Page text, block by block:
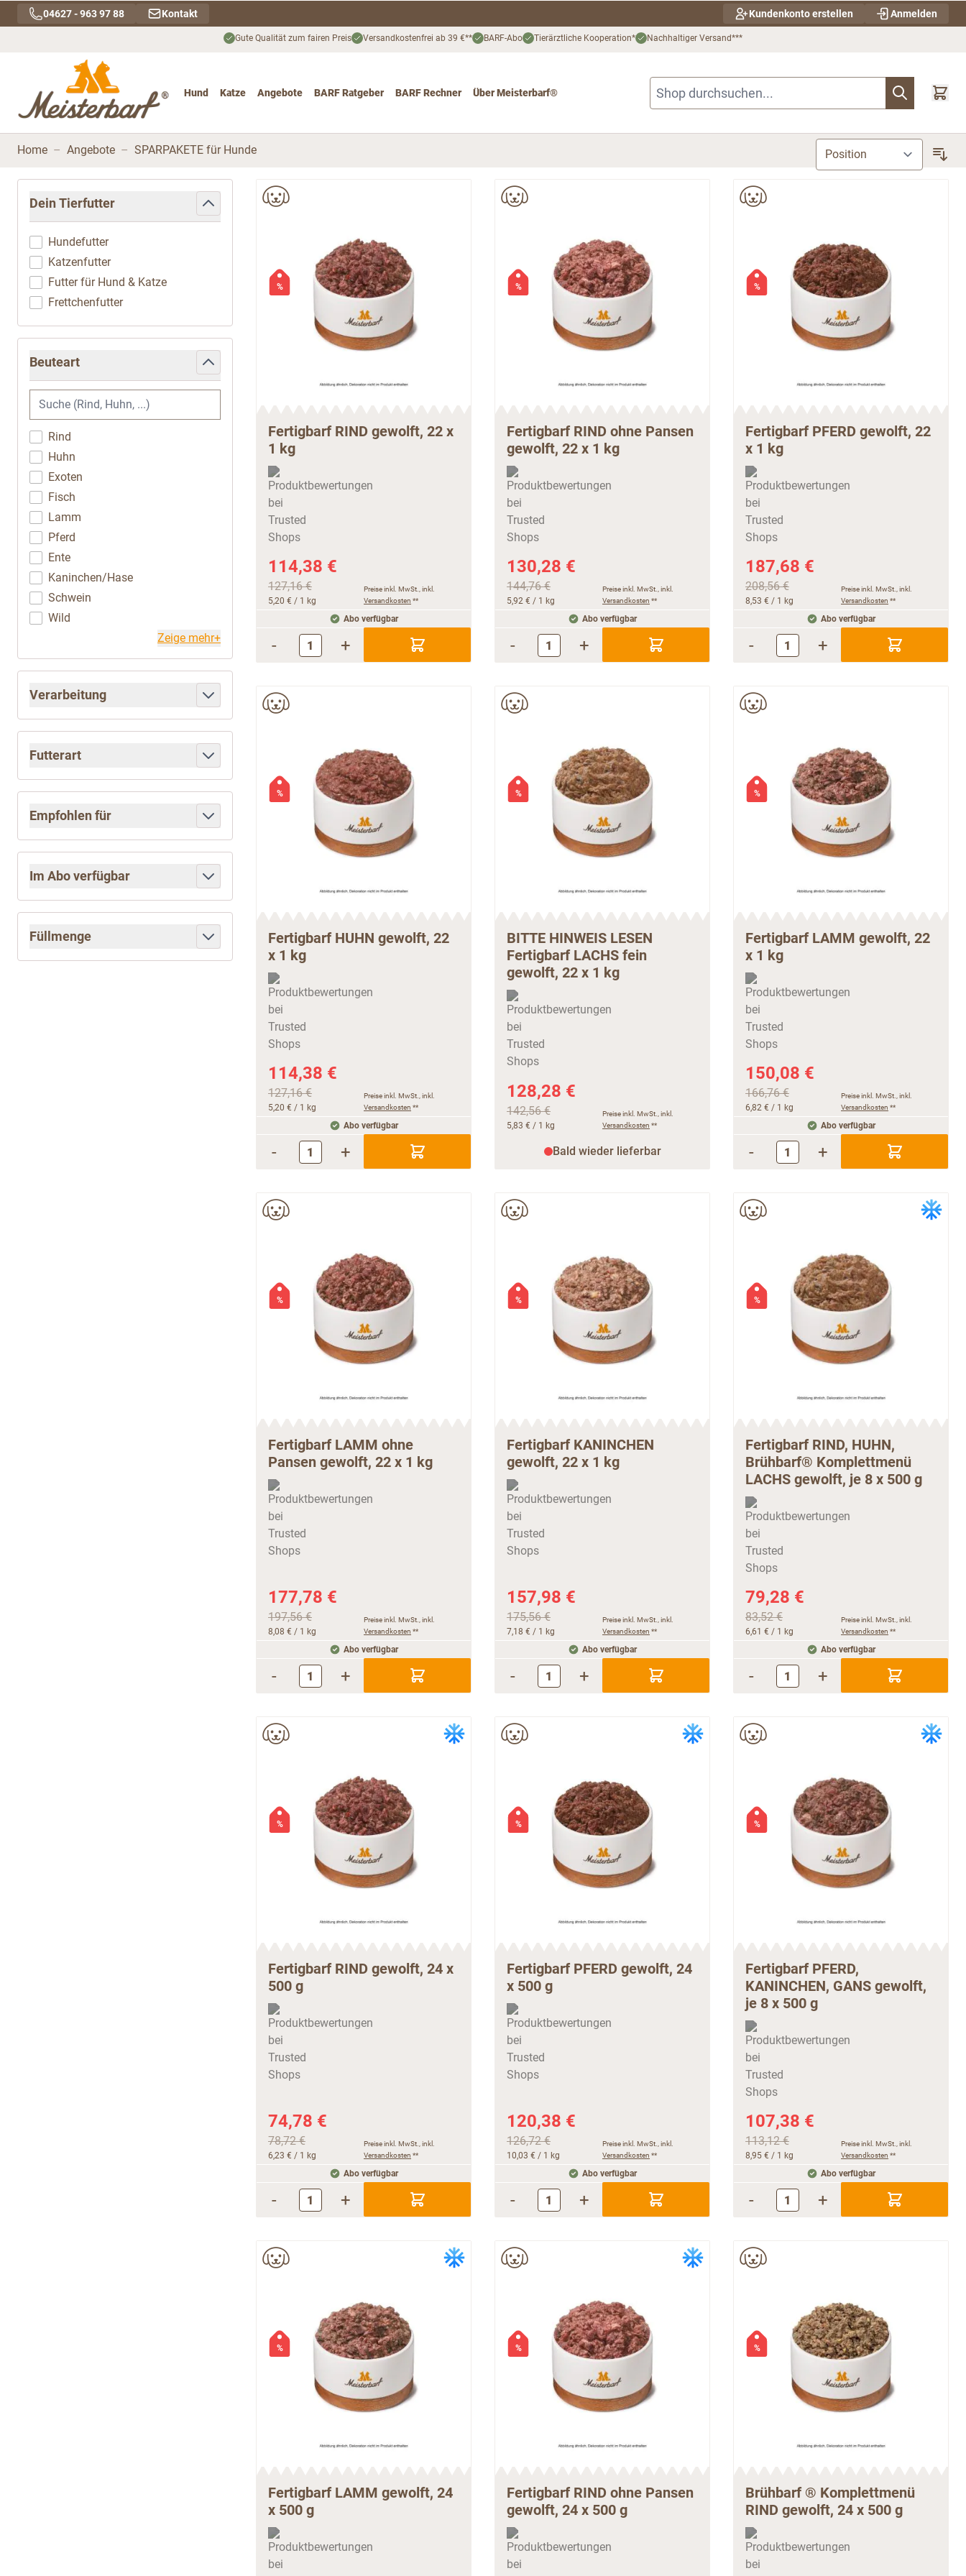
Direkt zum Inhalt04627 - 963 97 88 Kontakt Kundenkonto erstellen Anmelden
Gute Qualität zum fairen Preis Versandkostenfrei ab 39 €** BARF-Abo Tierärztliche Kooperation* Nachhaltiger Versand***
Hund
Katze
Angebote
BARF Ratgeber BARF Rechner Über Meisterbarf®
Shop durchsuchen...
Home – Angebote – SPARPAKETE für Hunde
Zur Produktliste springen
Dein Tierfutter
filter
Hundefutter
Katzenfutter
Futter für Hund & Katze
Frettchenfutter
Beuteart
filter
Rind
Huhn
Exoten
Fisch
Lamm
Pferd
Ente
Kaninchen/Hase
Schwein
Wild
Zeige mehr+
Verarbeitung
Futterart
Empfohlen für
Im Abo verfügbar
Füllmenge
%
Fertigbarf RIND gewolft, 22 x
1 kg
114,38 €
127,16 €
5,20 € / 1 kg
Preise inkl. MwSt., inkl.
Versandkosten **
Abo verfügbar
- +
%
Fertigbarf RIND ohne Pansen
gewolft, 22 x 1 kg
130,28 €
144,76 €
5,92 € / 1 kg
Preise inkl. MwSt., inkl.
Versandkosten **
Abo verfügbar
- +
%
Fertigbarf PFERD gewolft, 22
x 1 kg
187,68 €
208,56 €
8,53 € / 1 kg
Preise inkl. MwSt., inkl.
Versandkosten **
Abo verfügbar
- +
%
Fertigbarf HUHN gewolft, 22
x 1 kg
114,38 €
127,16 €
5,20 € / 1 kg
Preise inkl. MwSt., inkl.
Versandkosten **
Abo verfügbar
- +
%
BITTE HINWEIS LESEN
Fertigbarf LACHS fein
gewolft, 22 x 1 kg
128,28 €
142,56 €
5,83 € / 1 kg
Preise inkl. MwSt., inkl.
Versandkosten **
Bald wieder lieferbar
%
Fertigbarf LAMM gewolft, 22
x 1 kg
150,08 €
166,76 €
6,82 € / 1 kg
Preise inkl. MwSt., inkl.
Versandkosten **
Abo verfügbar
- +
%
Fertigbarf LAMM ohne
Pansen gewolft, 22 x 1 kg
177,78 €
197,56 €
8,08 € / 1 kg
Preise inkl. MwSt., inkl.
Versandkosten **
Abo verfügbar
- +
%
Fertigbarf KANINCHEN
gewolft, 22 x 1 kg
157,98 €
175,56 €
7,18 € / 1 kg
Preise inkl. MwSt., inkl.
Versandkosten **
Abo verfügbar
- +
%
Fertigbarf RIND, HUHN,
Brühbarf® Komplettmenü
LACHS gewolft, je 8 x 500 g
79,28 €
83,52 €
6,61 € / 1 kg
Preise inkl. MwSt., inkl.
Versandkosten **
Abo verfügbar
- +
%
Fertigbarf RIND gewolft, 24 x
500 g
74,78 €
78,72 €
6,23 € / 1 kg
Preise inkl. MwSt., inkl.
Versandkosten **
Abo verfügbar
- +
%
Fertigbarf PFERD gewolft, 24
x 500 g
120,38 €
126,72 €
10,03 € / 1 kg
Preise inkl. MwSt., inkl.
Versandkosten **
Abo verfügbar
- +
%
Fertigbarf PFERD,
KANINCHEN, GANS gewolft,
je 8 x 500 g
107,38 €
113,12 €
8,95 € / 1 kg
Preise inkl. MwSt., inkl.
Versandkosten **
Abo verfügbar
- +
%
Fertigbarf LAMM gewolft, 24
x 500 g
%
Fertigbarf RIND ohne Pansen
gewolft, 24 x 500 g
%
Brühbarf ® Komplettmenü
RIND gewolft, 24 x 500 g